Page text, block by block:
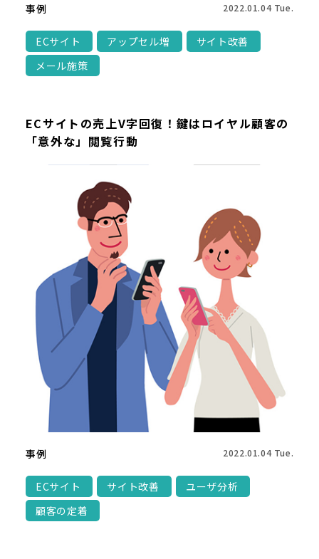
事例 2022.01.04 Tue.
ECサイト アップセル増
サイト改善
メール施策
ECサイトの売上V字回復！鍵はロイヤル顧客の
「意外な」閲覧行動
事例 2022.01.04 Tue.
ECサイト サイト改善
ユーザ分析
顧客の定着